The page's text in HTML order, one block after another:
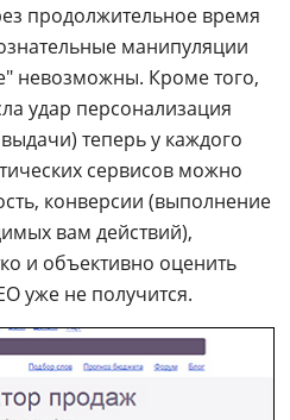
продолжительное время
манипуляции
невозможны. Кроме того,
удар персонализация
выдачи) теперь у каждого
сервисов можно
конверсии (выполнение
вам действий),
и объективно оценить
уже не получится.